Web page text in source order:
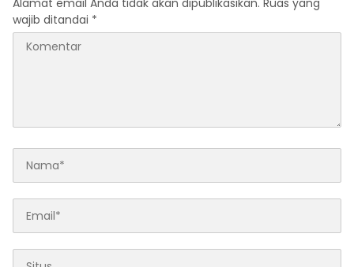
Tinggalkan Balasan
Alamat email Anda tidak akan dipublikasikan.